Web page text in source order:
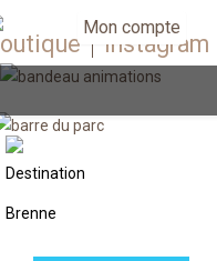
Mon compte